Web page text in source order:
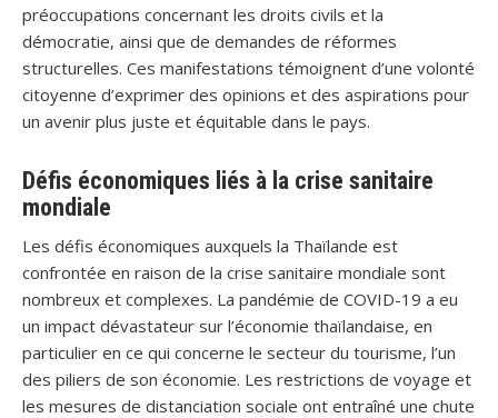
préoccupations concernant les droits civils et la
démocratie, ainsi que de demandes de réformes
structurelles. Ces manifestations témoignent d’une volonté
citoyenne d’exprimer des opinions et des aspirations pour
un avenir plus juste et équitable dans le pays.
Défis économiques liés à la crise sanitaire
mondiale
Les défis économiques auxquels la Thaïlande est
confrontée en raison de la crise sanitaire mondiale sont
nombreux et complexes. La pandémie de COVID-19 a eu
un impact dévastateur sur l’économie thaïlandaise, en
particulier en ce qui concerne le secteur du tourisme, l’un
des piliers de son économie. Les restrictions de voyage et
les mesures de distanciation sociale ont entraîné une chute